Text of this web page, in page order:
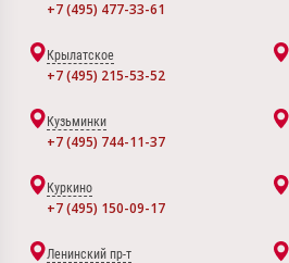
+7 (495) 477-33-61
Крылатское
+7 (495) 215-53-52
Кузьминки
+7 (495) 744-11-37
Куркино
+7 (495) 150-09-17
Ленинский пр-т